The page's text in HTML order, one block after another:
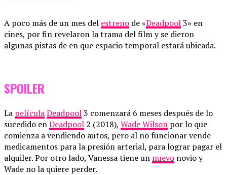
A poco más de un mes del estreno de «Deadpool3» en
cines, por fin revelaron la trama del film y se dieron
algunas pistas de en que espacio temporal estará ubicada.
SPOILER
La películaDeadpool3 comenzará 6 meses después de lo
sucedido enDeadpool 2 (2018), Wade Wilson por lo que
comienza a vendiendo autos, pero al no funcionar vende
medicamentos para la presión arterial, para lograr pagar el
alquiler. Por otro lado, Vanessa tiene un nuevo novio y
Wade no la quiere perder.